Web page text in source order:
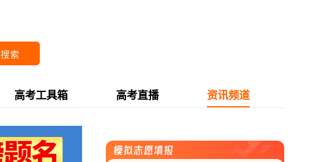
搜索
高考工具箱 高考直播 资讯频道